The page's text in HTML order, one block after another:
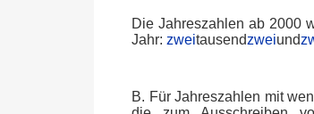
Die Jahreszahlen ab 2000
Jahr:zweitausendzweiund
B. Für Jahreszahlen mit